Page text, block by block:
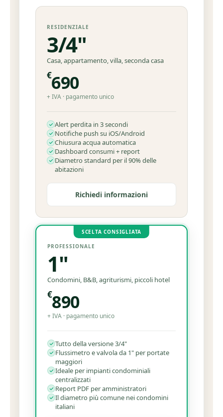
RESIDENZIALE
3/4"
Casa, appartamento, villa, seconda casa
€690
+ IVA · pagamento unico
Alert perdita in 3 secondi
Notifiche push su iOS/Android
Chiusura acqua automatica
Dashboard consumi + report
Diametro standard per il 90% delle
abitazioni
Richiedi informazioni
SCELTA CONSIGLIATA
PROFESSIONALE
1"
Condomini, B&B, agriturismi, piccoli hotel
€890
+ IVA · pagamento unico
Tutto della versione 3/4"
Flussimetro e valvola da 1" per portate
maggiori
Ideale per impianti condominiali
centralizzati
Report PDF per amministratori
Il diametro più comune nei condomini
italiani